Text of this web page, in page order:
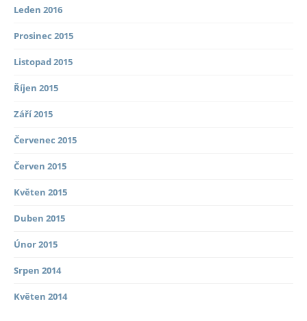
Leden 2016
Prosinec 2015
Listopad 2015
Říjen 2015
Září 2015
Červenec 2015
Červen 2015
Květen 2015
Duben 2015
Únor 2015
Srpen 2014
Květen 2014